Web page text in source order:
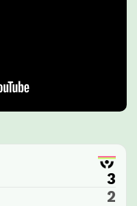
3
2